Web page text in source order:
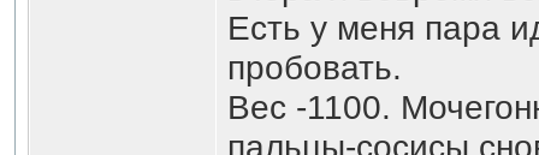
Есть у меня пара
пробовать.
Вес -1100.
пальцы-сосисы